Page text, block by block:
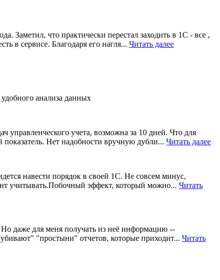
Заметил, что практически перестал заходить в 1С - все ,
в сервисе. Благодаря его нагля... Читать далее
анализа данных
управленческого учета, возможна за 10 дней. Что для
показатель. Нет надобности вручную дубли... Читать далее
навести порядок в своей 1С. Не совсем минус,
учитывать.Побочный эффект, который можно... Читать
даже для меня получать из неё информацию --
"простыни" отчетов, которые приходит... Читать